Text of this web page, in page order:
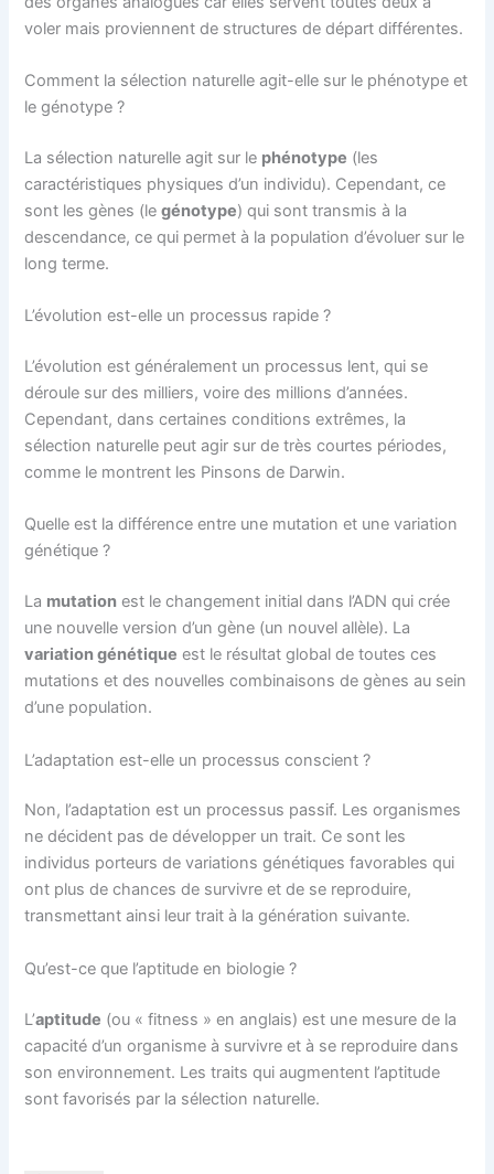
voler mais proviennent de structures de départ différentes.
Comment la sélection naturelle agit-elle sur le phénotype et
le génotype ?
La sélection naturelle agit sur le phénotype (les
caractéristiques physiques d’un individu). Cependant, ce
sont les gènes (legénotype) qui sont transmis à la
descendance, ce qui permet à la population d’évoluer sur le
long terme.
L’évolution est-elle un processus rapide ?
L’évolution est généralement un processus lent, qui se
déroule sur des milliers, voire des millions d’années.
Cependant, dans certaines conditions extrêmes, la
sélection naturelle peut agir sur de très courtes périodes,
comme le montrent les Pinsons de Darwin.
Quelle est la différence entre une mutation et une variation
génétique ?
La mutation est le changement initial dans l’ADN qui crée
une nouvelle version d’un gène (un nouvel allèle). La
variation génétique est le résultat global de toutes ces
mutations et des nouvelles combinaisons de gènes au sein
d’une population.
L’adaptation est-elle un processus conscient ?
Non, l’adaptation est un processus passif. Les organismes
ne décident pas de développer un trait. Ce sont les
individus porteurs de variations génétiques favorables qui
ont plus de chances de survivre et de se reproduire,
transmettant ainsi leur trait à la génération suivante.
Qu’est-ce que l’aptitude en biologie ?
L’aptitude (ou « fitness » en anglais) est une mesure de la
capacité d’un organisme à survivre et à se reproduire dans
son environnement. Les traits qui augmentent l’aptitude
sont favorisés par la sélection naturelle.